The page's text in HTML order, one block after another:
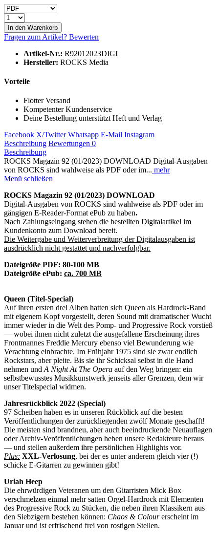
In den Warenkorb
Fragen zum Artikel? Bewerten
Artikel-Nr.: R92012023DIGI
Hersteller: ROCKS Media
Vorteile
Flotter Versand
Kompetenter Kundenservice
Deine Bestellung unterstützt Heft und Verlag
Facebook X/Twitter Whatsapp E-Mail Instagram
Beschreibung Bewertungen 0
Beschreibung
ROCKS Magazin 92 (01/2023) DOWNLOAD Digital-Ausgaben
von ROCKS sind wahlweise als PDF oder im... mehr
Menü schließen
ROCKS Magazin 92 (01/2023) DOWNLOAD
Digital-Ausgaben von ROCKS sind wahlweise als PDF oder im
gängigen E-Reader-Format ePub zu haben.
Nach Zahlungseingang stehen die bestellten Digitalartikel im
Kundenkonto zum Download bereit.
Die Weitergabe und Weiterverbreitung der Digitalausgaben ist
ausdrücklich nicht gestattet und nachverfolgbar.
Dateigröße PDF: 80-100 MB
Dateigröße ePub: ca. 700 MB
Queen (Titel-Special)
Auf ihren ersten drei Alben hatten sich Queen als Hardrock-Band
mit eigenem Kopf vorgestellt, deren Sound mit dramatischer Wucht
immer wieder in die Welt des Pomp- und Progressive Rock vorstieß
— wobei ihnen nicht zuletzt die ausgefallene Erscheinung ihres
Frontmannes Freddie Mercury ebenso viel Bewunderung wie
Verachtung einbrachte. Im Frühjahr 1975 sind sie zwar endlich
Rockstars, aber pleite. Bis sie ihr Schicksal selbst in die Hand
nehmen und A Night At The Opera auf den Weg bringen: ein
selbstbewusstes Musikkunstwerk jenseits aller Grenzen, dem wir
unser Titelspecial widmen.
Jahresrückblick 2022 (Special)
97 Scheiben haben es in unseren Rückblick auf die besten
Veröffentlichungen der zurückliegenden zwölf Monate geschafft!
Die meisten sind brandneu, aber auch beeindruckende Neuauflagen
oder Archiv-Veröffentlichungen heben unsere Redakteure heraus
— und stellen außerdem ihre persönlichen Highlights vor.
Plus: XXL-Verlosung, bei der es unter anderem gleich vier (!)
schicke E-Gitarren zu gewinnen gibt!
Uriah Heep
Die ehrwürdigen Veteranen um den Gitarristen Mick Box
verschmelzen einmal mehr satten Orgel-Hardrock mit Elementen
des Progressive Rock zu Stücken, die neben ihren Klassikern aus
den Siebzigern bestehen können: Chaos & Colourerscheint im
Januar und ist erfrischend frei von rostigen Stellen.